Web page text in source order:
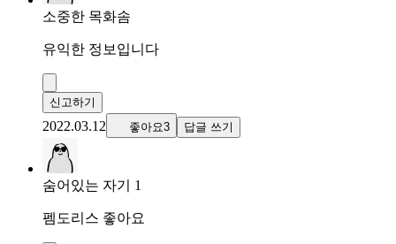
소중한 목화솜
유익한 정보입니다
신고하기
2022.03.12 좋아요3 답글 쓰기
숨어있는 자기 1
펨도리스 좋아요